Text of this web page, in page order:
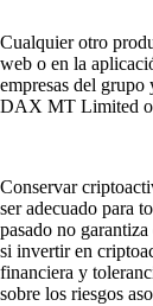
Cualquier otro
web o en la
empresas del grupo
DAX MT Limited
Conservar
ser adecuado para
pasado no
si invertir en
financiera y
sobre los riesgos